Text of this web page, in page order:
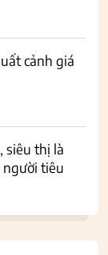
cảnh giá
siêu thị là
người tiêu